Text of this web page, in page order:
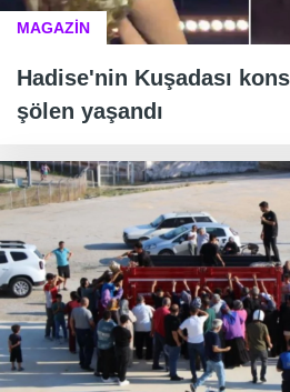
MAGAZİN
Hadise'nin Kuşadası
şölen yaşandı